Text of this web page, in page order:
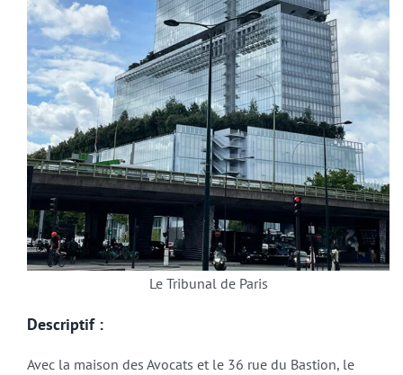
Le Tribunal de Paris
Descriptif :
Avec la maison des Avocats et le 36 rue du Bastion, le